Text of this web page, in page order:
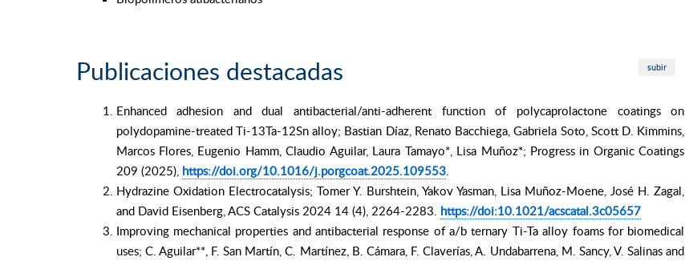
Publicaciones destacadas subir
Enhanced adhesion and dual antibacterial/anti-adherent function of polycaprolactone coatings on
polydopamine-treated Ti-13Ta-12Sn alloy; Bastian Díaz, Renato Bacchiega, Gabriela Soto, Scott D. Kimmins,
Marcos Flores, Eugenio Hamm, Claudio Aguilar, Laura Tamayo*, Lisa Muñoz*; Progress in Organic Coatings
209 (2025), https://doi.org/10.1016/j.porgcoat.2025.109553.
Hydrazine Oxidation Electrocatalysis; Tomer Y. Burshtein, Yakov Yasman, Lisa Muñoz-Moene, José H. Zagal,
and David Eisenberg, ACS Catalysis 2024 14 (4), 2264-2283. https://doi:10.1021/acscatal.3c05657
Improving mechanical properties and antibacterial response of a/b ternary Ti-Ta alloy foams for biomedical
uses; C. Aguilar**, F. San Martín, C. Martínez, B. Cámara, F. Claverías, A. Undabarrena, M. Sancy, V. Salinas and